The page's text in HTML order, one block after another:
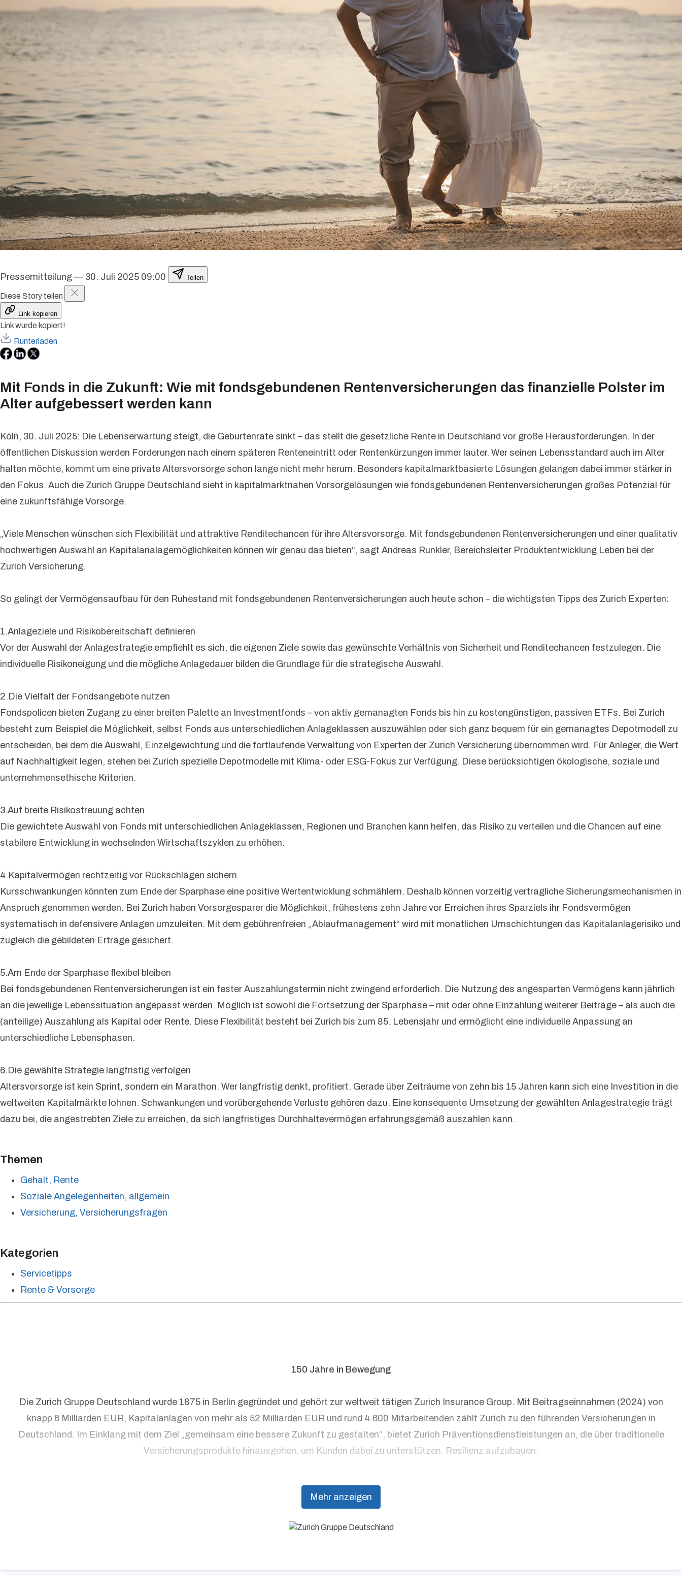
Pressemitteilung — 30. Juli 2025 09:00 Teilen
Diese Story teilen
Link kopieren
Link wurde kopiert!
Runterladen
Mit Fonds in die Zukunft: Wie mit fondsgebundenen Rentenversicherungen das finanzielle Polster im
Alter aufgebessert werden kann
Köln, 30. Juli 2025: Die Lebenserwartung steigt, die Geburtenrate sinkt – das stellt die gesetzliche Rente in Deutschland vor große Herausforderungen. In der
öffentlichen Diskussion werden Forderungen nach einem späteren Renteneintritt oder Rentenkürzungen immer lauter. Wer seinen Lebensstandard auch im Alter
halten möchte, kommt um eine private Altersvorsorge schon lange nicht mehr herum. Besonders kapitalmarktbasierte Lösungen gelangen dabei immer stärker in
den Fokus. Auch die Zurich Gruppe Deutschland sieht in kapitalmarktnahen Vorsorgelösungen wie fondsgebundenen Rentenversicherungen großes Potenzial für
eine zukunftsfähige Vorsorge.
„Viele Menschen wünschen sich Flexibilität und attraktive Renditechancen für ihre Altersvorsorge. Mit fondsgebundenen Rentenversicherungen und einer qualitativ
hochwertigen Auswahl an Kapitalanalagemöglichkeiten können wir genau das bieten“, sagt Andreas Runkler, Bereichsleiter Produktentwicklung Leben bei der
Zurich Versicherung.
So gelingt der Vermögensaufbau für den Ruhestand mit fondsgebundenen Rentenversicherungen auch heute schon – die wichtigsten Tipps des Zurich Experten:
1.Anlageziele und Risikobereitschaft definieren
Vor der Auswahl der Anlagestrategie empfiehlt es sich, die eigenen Ziele sowie das gewünschte Verhältnis von Sicherheit und Renditechancen festzulegen. Die
individuelle Risikoneigung und die mögliche Anlagedauer bilden die Grundlage für die strategische Auswahl.
2.Die Vielfalt der Fondsangebote nutzen
Fondspolicen bieten Zugang zu einer breiten Palette an Investmentfonds – von aktiv gemanagten Fonds bis hin zu kostengünstigen, passiven ETFs. Bei Zurich
besteht zum Beispiel die Möglichkeit, selbst Fonds aus unterschiedlichen Anlageklassen auszuwählen oder sich ganz bequem für ein gemanagtes Depotmodell zu
entscheiden, bei dem die Auswahl, Einzelgewichtung und die fortlaufende Verwaltung von Experten der Zurich Versicherung übernommen wird. Für Anleger, die Wert
auf Nachhaltigkeit legen, stehen bei Zurich spezielle Depotmodelle mit Klima- oder ESG-Fokus zur Verfügung. Diese berücksichtigen ökologische, soziale und
unternehmensethische Kriterien.
3.Auf breite Risikostreuung achten
Die gewichtete Auswahl von Fonds mit unterschiedlichen Anlageklassen, Regionen und Branchen kann helfen, das Risiko zu verteilen und die Chancen auf eine
stabilere Entwicklung in wechselnden Wirtschaftszyklen zu erhöhen.
4.Kapitalvermögen rechtzeitig vor Rückschlägen sichern
Kursschwankungen könnten zum Ende der Sparphase eine positive Wertentwicklung schmählern. Deshalb können vorzeitig vertragliche Sicherungsmechanismen in
Anspruch genommen werden. Bei Zurich haben Vorsorgesparer die Möglichkeit, frühestens zehn Jahre vor Erreichen ihres Sparziels ihr Fondsvermögen
systematisch in defensivere Anlagen umzuleiten. Mit dem gebührenfreien „Ablaufmanagement“ wird mit monatlichen Umschichtungen das Kapitalanlagerisiko und
zugleich die gebildeten Erträge gesichert.
5.Am Ende der Sparphase flexibel bleiben
Bei fondsgebundenen Rentenversicherungen ist ein fester Auszahlungstermin nicht zwingend erforderlich. Die Nutzung des angesparten Vermögens kann jährlich
an die jeweilige Lebenssituation angepasst werden. Möglich ist sowohl die Fortsetzung der Sparphase – mit oder ohne Einzahlung weiterer Beiträge – als auch die
(anteilige) Auszahlung als Kapital oder Rente. Diese Flexibilität besteht bei Zurich bis zum 85. Lebensjahr und ermöglicht eine individuelle Anpassung an
unterschiedliche Lebensphasen.
6.Die gewählte Strategie langfristig verfolgen
Altersvorsorge ist kein Sprint, sondern ein Marathon. Wer langfristig denkt, profitiert. Gerade über Zeiträume von zehn bis 15 Jahren kann sich eine Investition in die
weltweiten Kapitalmärkte lohnen. Schwankungen und vorübergehende Verluste gehören dazu. Eine konsequente Umsetzung der gewählten Anlagestrategie trägt
dazu bei, die angestrebten Ziele zu erreichen, da sich langfristiges Durchhaltevermögen erfahrungsgemäß auszahlen kann.
Themen
Gehalt, Rente
Soziale Angelegenheiten, allgemein
Versicherung, Versicherungsfragen
Kategorien
Servicetipps
Rente & Vorsorge
150 Jahre in Bewegung
Die Zurich Gruppe Deutschland wurde 1875 in Berlin gegründet und gehört zur weltweit tätigen Zurich Insurance Group. Mit Beitragseinnahmen (2024) von
knapp 6 Milliarden EUR, Kapitalanlagen von mehr als 52 Milliarden EUR und rund 4.600 Mitarbeitenden zählt Zurich zu den führenden Versicherungen in
Deutschland. Im Einklang mit dem Ziel „gemeinsam eine bessere Zukunft zu gestalten“, bietet Zurich Präventionsdienstleistungen an, die über traditionelle
Versicherungsprodukte hinausgehen, um Kunden dabei zu unterstützen, Resilienz aufzubauen.
Mehr anzeigen